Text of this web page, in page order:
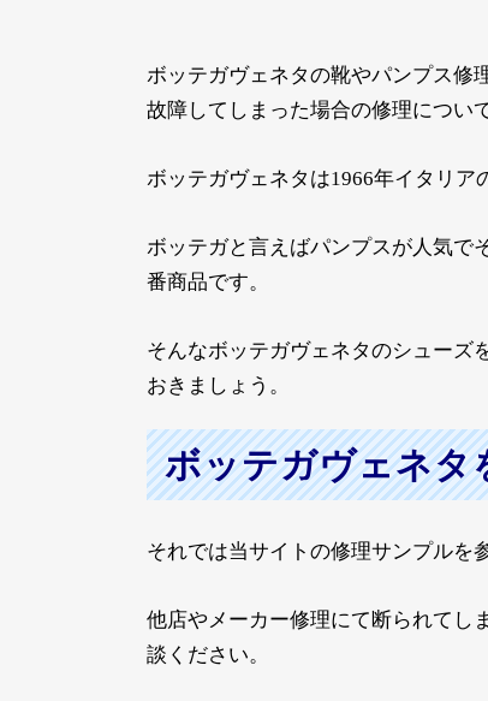
ボッテガヴェネタの靴やパンプス修
故障してしまった場合の修理につい
ボッテガヴェネタは1966年イタリア
ボッテガと言えばパンプスが人気で
番商品です。
そんなボッテガヴェネタのシューズ
おきましょう。
ボッテガヴェネタ
それでは当サイトの修理サンプルを
他店やメーカー修理にて断られてし
談ください。